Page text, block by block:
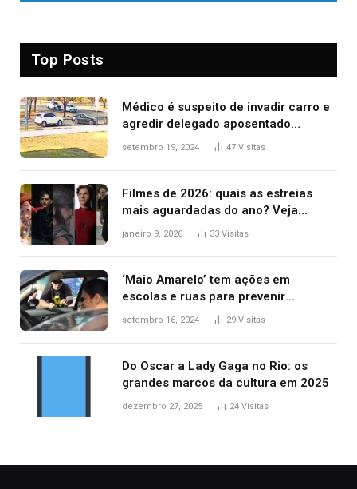
Top Posts
Médico é suspeito de invadir carro e
agredir delegado aposentado
durante confusão no trânsito
setembro 19, 2024 47 Visitas
Filmes de 2026: quais as estreias
mais aguardadas do ano? Veja
principais lançamentos do cinema
janeiro 9, 2026 33 Visitas
‘Maio Amarelo’ tem ações em
escolas e ruas para prevenir
acidentes no trânsito no AP
setembro 16, 2024 29 Visitas
Do Oscar a Lady Gaga no Rio: os
grandes marcos da cultura em 2025
dezembro 27, 2025 24 Visitas